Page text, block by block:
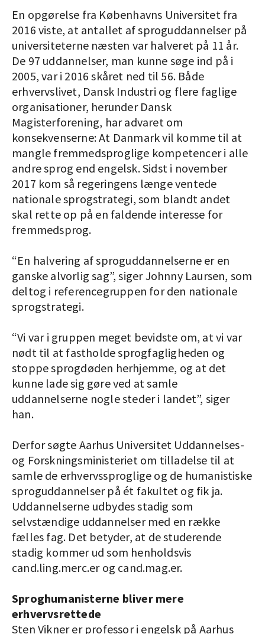
En opgørelse fra Københavns Universitet fra
2016 viste, at antallet af sproguddannelser på
universiteterne næsten var halveret på 11 år.
De 97 uddannelser, man kunne søge ind på i
2005, var i 2016 skåret ned til 56. Både
erhvervslivet, Dansk Industri og flere faglige
organisationer, herunder Dansk
Magisterforening, har advaret om
konsekvenserne: At Danmark vil komme til at
mangle fremmedsproglige kompetencer i alle
andre sprog end engelsk. Sidst i november
2017 kom så regeringens længe ventede
nationale sprogstrategi, som blandt andet
skal rette op på en faldende interesse for
fremmedsprog.
“En halvering af sproguddannelserne er en
ganske alvorlig sag”, siger Johnny Laursen, som
deltog i referencegruppen for den nationale
sprogstrategi.
“Vi var i gruppen meget bevidste om, at vi var
nødt til at fastholde sprogfagligheden og
stoppe sprogdøden herhjemme, og at det
kunne lade sig gøre ved at samle
uddannelserne nogle steder i landet”, siger
han.
Derfor søgte Aarhus Universitet Uddannelses-
og Forskningsministeriet om tilladelse til at
samle de erhvervssproglige og de humanistiske
sproguddannelser på ét fakultet og fik ja.
Uddannelserne udbydes stadig som
selvstændige uddannelser med en række
fælles fag. Det betyder, at de studerende
stadig kommer ud som henholdsvis
cand.ling.merc.er og cand.mag.er.
Sproghumanisterne bliver mere
erhvervsrettede
Sten Vikner er professor i engelsk på Aarhus